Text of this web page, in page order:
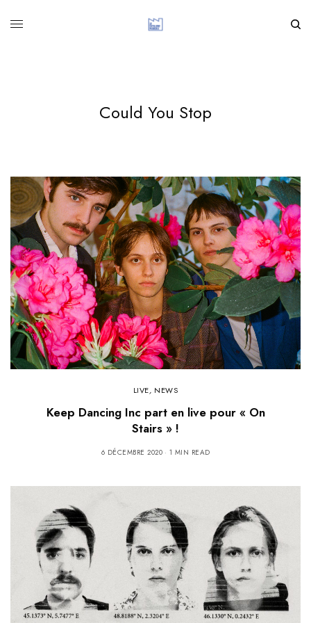
Could You Stop
LIVE, NEWS
Keep Dancing Inc part en live pour « On
Stairs » !
6 DÉCEMBRE 2020 1 MIN READ